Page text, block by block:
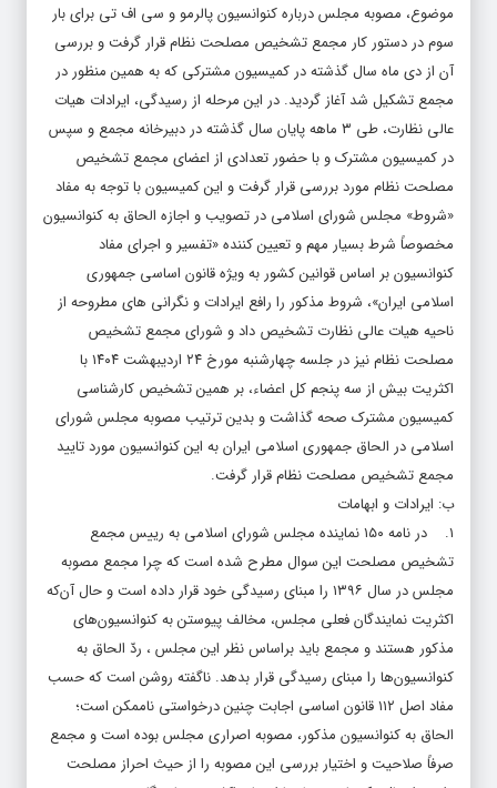
موضوع، مصوبه مجلس درباره کنوانسیون پالرمو و سی اف تی برای بار
سوم در دستور کار مجمع تشخیص مصلحت نظام قرار گرفت و بررسی
آن از دی ماه سال گذشته در کمیسیون مشترکی که به همین منظور در
مجمع تشکیل شد آغاز گردید. در این مرحله از رسیدگی، ایرادات هیات
عالی نظارت، طی ۳ ماهه پایان سال گذشته در دبیرخانه مجمع و سپس
در کمیسیون مشترک و با حضور تعدادی از اعضای مجمع تشخیص
مصلحت نظام مورد بررسی قرار گرفت و این کمیسیون با توجه به مفاد
«شروط» مجلس شورای اسلامی در تصویب و اجازه الحاق به کنوانسیون
مخصوصاً شرط بسیار مهم و تعیین کننده «تفسیر و اجرای مفاد
کنوانسیون بر اساس قوانین کشور به ویژه قانون اساسی جمهوری
اسلامی ایران»، شروط مذکور را رافع ایرادات و نگرانی های مطروحه از
ناحیه هیات عالی نظارت تشخیص داد و شورای مجمع تشخیص
مصلحت نظام نیز در جلسه چهارشنبه مورخ ۲۴ اردیبهشت ۱۴۰۴ با
اکثریت بیش از سه پنجم کل اعضاء، بر همین تشخیص کارشناسی
کمیسیون مشترک صحه گذاشت و بدین ترتیب مصوبه مجلس شورای
اسلامی در الحاق جمهوری اسلامی ایران به این کنوانسیون مورد تایید
مجمع تشخیص مصلحت نظام قرار گرفت.
ب: ایرادات و ابهامات
۱. در نامه ۱۵۰ نماینده مجلس شورای اسلامی به رییس مجمع
تشخیص مصلحت این سوال مطرح شده است که چرا مجمع مصوبه
مجلس در سال ۱۳۹۶ را مبنای رسیدگی خود قرار داده است و حال آن‌که
اکثریت نمایندگان فعلی مجلس، مخالف پیوستن به کنوانسیون‌های
مذکور هستند و مجمع باید براساس نظر این مجلس ، ردّ الحاق به
کنوانسیون‌ها را مبنای رسیدگی قرار بدهد. ناگفته روشن است که حسب
مفاد اصل ۱۱۲ قانون اساسی اجابت چنین درخواستی ناممکن است؛
الحاق به کنوانسیون مذکور، مصوبه اصراری مجلس بوده است و مجمع
صرفاً صلاحیت و اختیار بررسی این مصوبه را از حیث احراز مصلحت